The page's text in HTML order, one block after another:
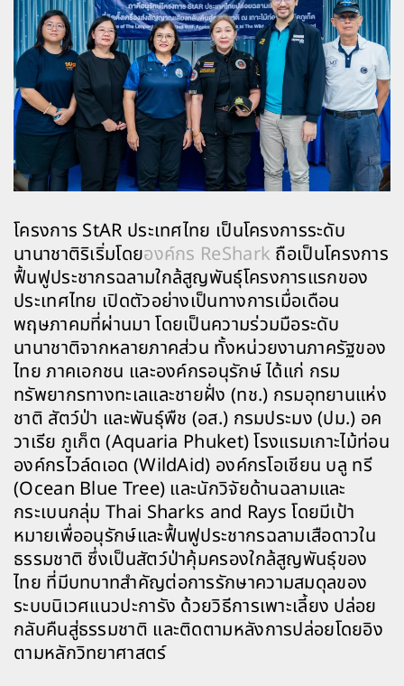
โครงการ StAR ประเทศไทย เป็นโครงการระดับ
นานาชาติริเริ่มโดยองค์กร ReShark ถือเป็นโครงการ
ฟื้นฟูประชากรฉลามใกล้สูญพันธุ์โครงการแรกของ
ประเทศไทย เปิดตัวอย่างเป็นทางการเมื่อเดือน
พฤษภาคมที่ผ่านมา โดยเป็นความร่วมมือระดับ
นานาชาติจากหลายภาคส่วน ทั้งหน่วยงานภาครัฐของ
ไทย ภาคเอกชน และองค์กรอนุรักษ์ ได้แก่ กรม
ทรัพยากรทางทะเลและชายฝั่ง (ทช.) กรมอุทยานแห่ง
ชาติ สัตว์ป่า และพันธุ์พืช (อส.) กรมประมง (ปม.) อค
วาเรีย ภูเก็ต (Aquaria Phuket) โรงแรมเกาะไม้ท่อน
องค์กรไวล์ดเอด (WildAid) องค์กรโอเชียน บลู ทรี
(Ocean Blue Tree) และนักวิจัยด้านฉลามและ
กระเบนกลุ่ม Thai Sharks and Rays โดยมีเป้า
หมายเพื่ออนุรักษ์และฟื้นฟูประชากรฉลามเสือดาวใน
ธรรมชาติ ซึ่งเป็นสัตว์ป่าคุ้มครองใกล้สูญพันธุ์ของ
ไทย ที่มีบทบาทสำคัญต่อการรักษาความสมดุลของ
ระบบนิเวศแนวปะการัง ด้วยวิธีการเพาะเลี้ยง ปล่อย
กลับคืนสู่ธรรมชาติ และติดตามหลังการปล่อยโดยอิง
ตามหลักวิทยาศาสตร์